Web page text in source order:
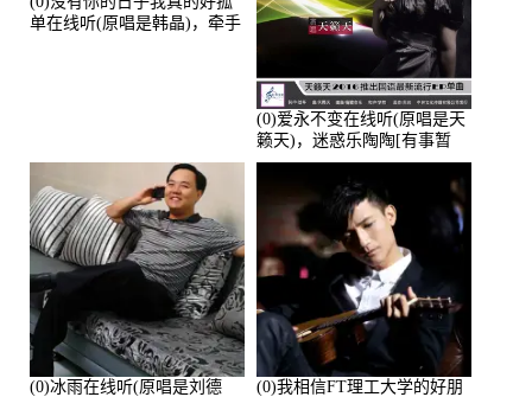
单在线听(原唱是韩晶)，牵手
(0)爱永不变在线听(原唱是天
籁天)，迷惑乐陶陶[有事暂
离]演唱点播:27678次
(0)冰雨在线听(原唱是刘德
(0)我相信FT理工大学的好朋